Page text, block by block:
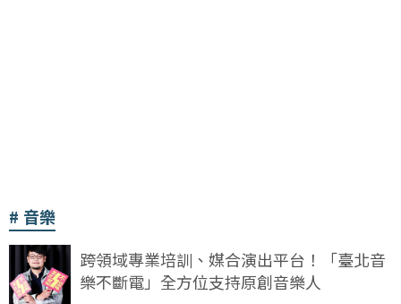
音樂
跨領域專業培訓、媒合演出平台！「臺北音
樂不斷電」全方位支持原創音樂人